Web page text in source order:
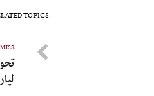
TOPICS: